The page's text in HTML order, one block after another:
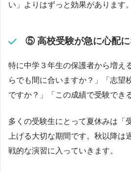
い」よりはずっと効果があります。
⑤ 高校受験が急に心配
特に中学３年生の保護者から増え
らでも間に合いますか？」「志望
ですか？」「この成績で受験でき
多くの受験生にとって夏休みは「
上げる大切な期間です。秋以降は
戦的な演習に入っていきます。